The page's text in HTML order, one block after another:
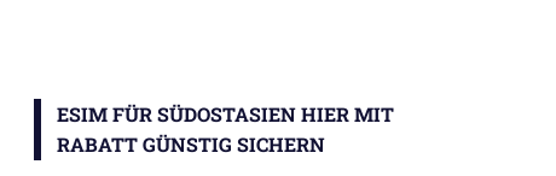
ESIM FÜR SÜDOSTASIEN HIER MIT
RABATT GÜNSTIG SICHERN